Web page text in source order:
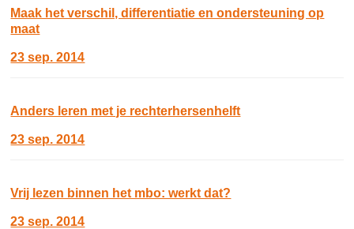
Maak het verschil, differentiatie en ondersteuning op
maat
23 sep. 2014
Anders leren met je rechterhersenhelft
23 sep. 2014
Vrij lezen binnen het mbo: werkt dat?
23 sep. 2014